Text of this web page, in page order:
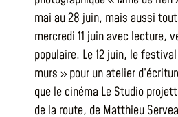
mai au 28 juin, mais aussi
mercredi 11 juin avec lecture,
populaire. Le 12 juin, le
murs » pour un atelier
que le cinéma Le Studio
de la route, de Matthieu